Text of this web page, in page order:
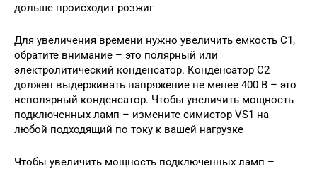
дольше происходит розжиг
Для увеличения времени нужно увеличить емкость C1,
обратите внимание – это полярный или
электролитический конденсатор. Конденсатор C2
должен выдерживать напряжение не менее 400 В – это
неполярный конденсатор. Чтобы увеличить мощность
подключенных ламп – измените симистор VS1 на
любой подходящий по току к вашей нагрузке
Чтобы увеличить мощность подключенных ламп –